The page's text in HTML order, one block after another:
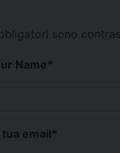
sono
Name*
tua email*